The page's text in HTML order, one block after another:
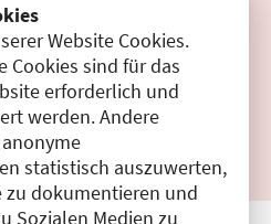
Website Cookies.
Cookies sind für das
erforderlich und
werden. Andere
statistisch auszuwerten,
zu dokumentieren und
Sozialen Medien zu